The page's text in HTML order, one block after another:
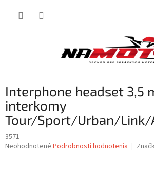
Interphone headset 3,5
interkomy
Tour/Sport/Urban/
3571
Priemerné
Neohodnotené Podrobnosti hodnotenia